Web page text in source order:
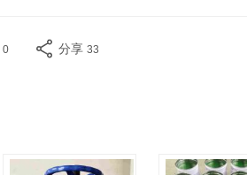
0 分享 33